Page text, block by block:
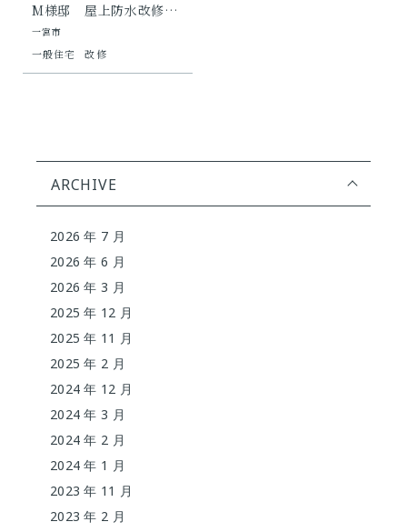
一般住宅 改修
M様邸 屋上防水改修…
一宮市
ARCHIVE
2026 年 7 月
2026 年 6 月
2026 年 3 月
2025 年 12 月
2025 年 11 月
2025 年 2 月
2024 年 12 月
2024 年 3 月
2024 年 2 月
2024 年 1 月
2023 年 11 月
2023 年 2 月